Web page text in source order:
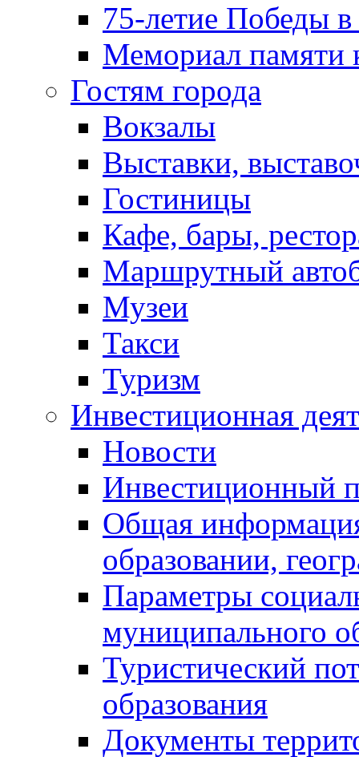
75-летие Победы
Мемориал памяти
Гостям города
Вокзалы
Выставки,
Гостиницы
Кафе, бары,
Маршрутный
Музеи
Такси
Туризм
Инвестиционная
Новости
Инвестиционный
Общая
образовании,
Параметры
муниципального
Туристический
образования
Документы